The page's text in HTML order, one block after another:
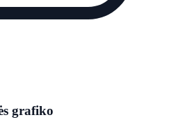
grafiko